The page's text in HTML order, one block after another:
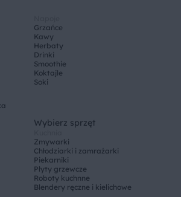
Grzańce
Kawy
Herbaty
Drinki
Smoothie
Koktajle
Soki
Wybierz sprzęt
Zmywarki
Chłodziarki i zamrażarki
Piekarniki
Płyty grzewcze
Roboty kuchnne
Blendery ręczne i kielichowe